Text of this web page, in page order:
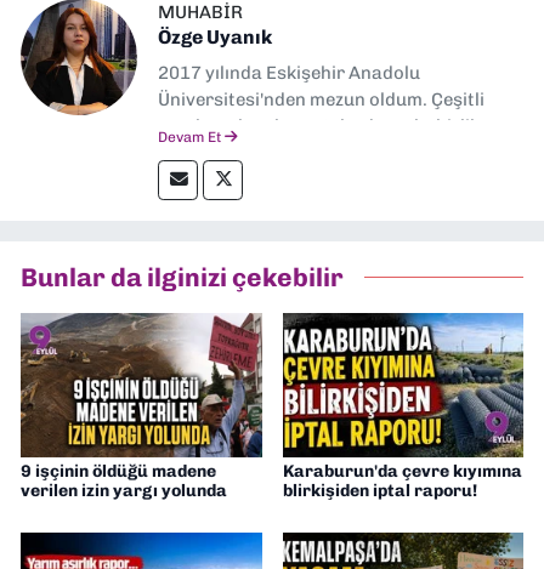
MUHABIR
Özge Uyanık
2017 yılında Eskişehir Anadolu
Üniversitesi'nden mezun oldum. Çeşitli
yerel ve ulusal gazetelerde muhabirlik
hakları alanlarında haberler üretmeye
odaklanıyorum.
Devam Et
Bunlar da ilginizi çekebilir
9 işçinin öldüğü madene
verilen izin yargı yolunda
Karaburun'da çevre kıyımına
blirkişiden iptal raporu!